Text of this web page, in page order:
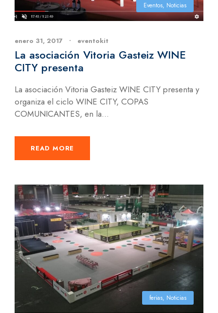
Eventos, Noticias
enero 31, 2017 • eventokit
La asociación Vitoria Gasteiz WINE
CITY presenta
La asociación Vitoria Gasteiz WINE CITY presenta y
organiza el ciclo WINE CITY, COPAS
COMUNICANTES, en la...
READ MORE
ferias, Noticias